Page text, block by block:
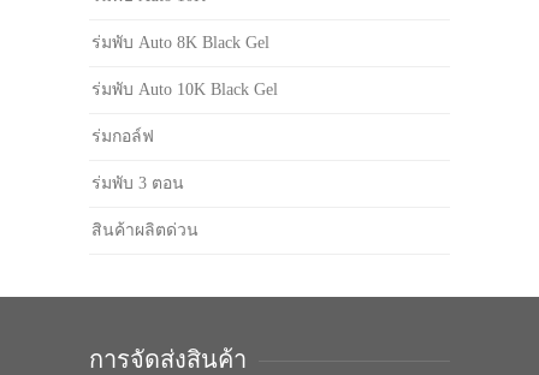
ร่มพับ Auto 8K Black Gel
ร่มพับ Auto 10K Black Gel
ร่มกอล์ฟ
ร่มพับ 3 ตอน
สินค้าผลิตด่วน
การจัดส่งสินค้า